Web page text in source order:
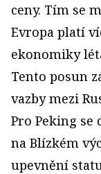
ceny. Tím se
Evropa platí
ekonomiky
Tento posun
vazby mezi
Pro Peking
na Blízkém
upevnění